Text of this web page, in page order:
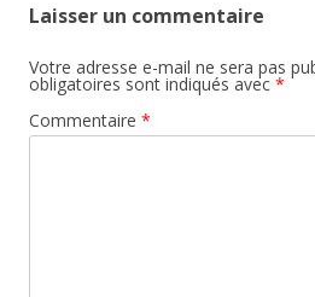
Laisser un commentaire
Votre adresse e-mail ne sera pas
obligatoires sont indiqués avec *
Commentaire *